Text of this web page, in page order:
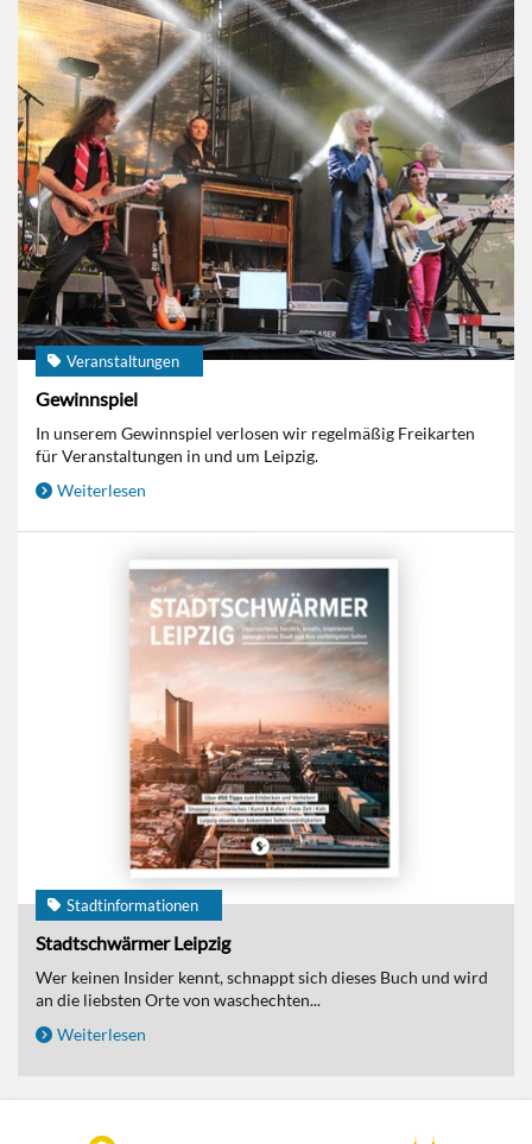
Veranstaltungen
Gewinnspiel
In unserem Gewinnspiel verlosen wir regelmäßig Freikarten
für Veranstaltungen in und um Leipzig.
Weiterlesen
Stadtinformationen
Stadtschwärmer Leipzig
Wer keinen Insider kennt, schnappt sich dieses Buch und wird
an die liebsten Orte von waschechten...
Weiterlesen